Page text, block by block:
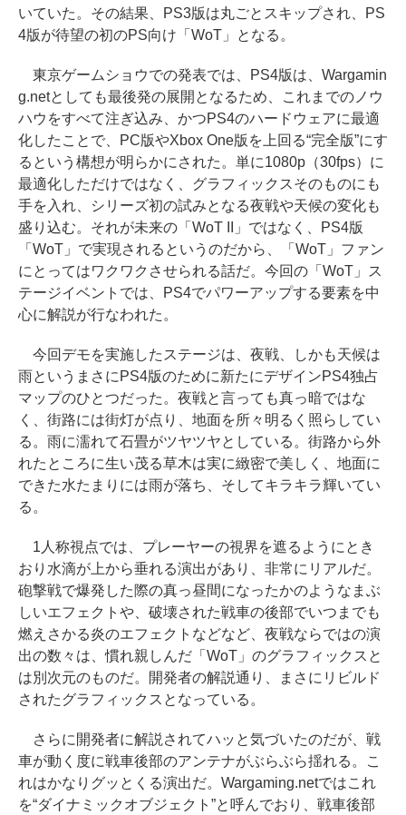
いていた。その結果、PS3版は丸ごとスキップされ、PS
4版が待望の初のPS向け「WoT」となる。
東京ゲームショウでの発表では、PS4版は、Wargamin
g.netとしても最後発の展開となるため、これまでのノウ
ハウをすべて注ぎ込み、かつPS4のハードウェアに最適
化したことで、PC版やXbox One版を上回る“完全版”にす
るという構想が明らかにされた。単に1080p（30fps）に
最適化しただけではなく、グラフィックスそのものにも
手を入れ、シリーズ初の試みとなる夜戦や天候の変化も
盛り込む。それが未来の「WoT II」ではなく、PS4版
「WoT」で実現されるというのだから、「WoT」ファン
にとってはワクワクさせられる話だ。今回の「WoT」ス
テージイベントでは、PS4でパワーアップする要素を中
心に解説が行なわれた。
今回デモを実施したステージは、夜戦、しかも天候は
雨というまさにPS4版のために新たにデザインPS4独占
マップのひとつだった。夜戦と言っても真っ暗ではな
く、街路には街灯が点り、地面を所々明るく照らしてい
る。雨に濡れて石畳がツヤツヤとしている。街路から外
れたところに生い茂る草木は実に緻密で美しく、地面に
できた水たまりには雨が落ち、そしてキラキラ輝いてい
る。
1人称視点では、プレーヤーの視界を遮るようにとき
おり水滴が上から垂れる演出があり、非常にリアルだ。
砲撃戦で爆発した際の真っ昼間になったかのようなまぶ
しいエフェクトや、破壊された戦車の後部でいつまでも
燃えさかる炎のエフェクトなどなど、夜戦ならではの演
出の数々は、慣れ親しんだ「WoT」のグラフィックスと
は別次元のものだ。開発者の解説通り、まさにリビルド
されたグラフィックスとなっている。
さらに開発者に解説されてハッと気づいたのだが、戦
車が動く度に戦車後部のアンテナがぶらぶら揺れる。こ
れはかなりグッとくる演出だ。Wargaming.netではこれ
を“ダイナミックオブジェクト”と呼んでおり、戦車後部